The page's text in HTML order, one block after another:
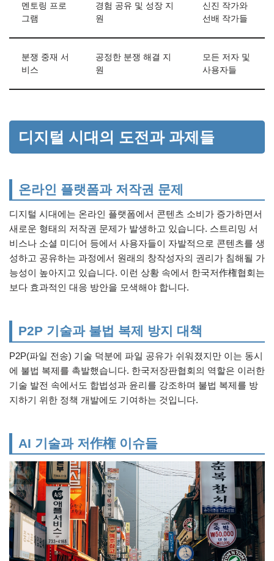
멘토링 프로
그램
경험 공유 및 성장 지
원
신진 작가와
선배 작가들
분쟁 중재 서
비스
공정한 분쟁 해결 지
원
모든 저자 및
사용자들
디지털 시대의 도전과 과제들
온라인 플랫폼과 저작권 문제
디지털 시대에는 온라인 플랫폼에서 콘텐츠 소비가 증가하면서
새로운 형태의 저작권 문제가 발생하고 있습니다. 스트리밍 서
비스나 소셜 미디어 등에서 사용자들이 자발적으로 콘텐츠를 생
성하고 공유하는 과정에서 원래의 창작성자의 권리가 침해될 가
능성이 높아지고 있습니다. 이런 상황 속에서 한국저作権협회는
보다 효과적인 대응 방안을 모색해야 합니다.
P2P 기술과 불법 복제 방지 대책
P2P(파일 전송) 기술 덕분에 파일 공유가 쉬워졌지만 이는 동시
에 불법 복제를 촉발했습니다. 한국저장판협회의 역할은 이러한
기술 발전 속에서도 합법성과 윤리를 강조하며 불법 복제를 방
지하기 위한 정책 개발에도 기여하는 것입니다.
AI 기술과 저作権 이슈들